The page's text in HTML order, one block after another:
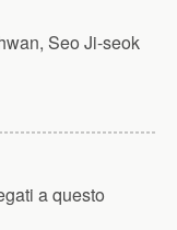
Seo Ji-seok
a questo